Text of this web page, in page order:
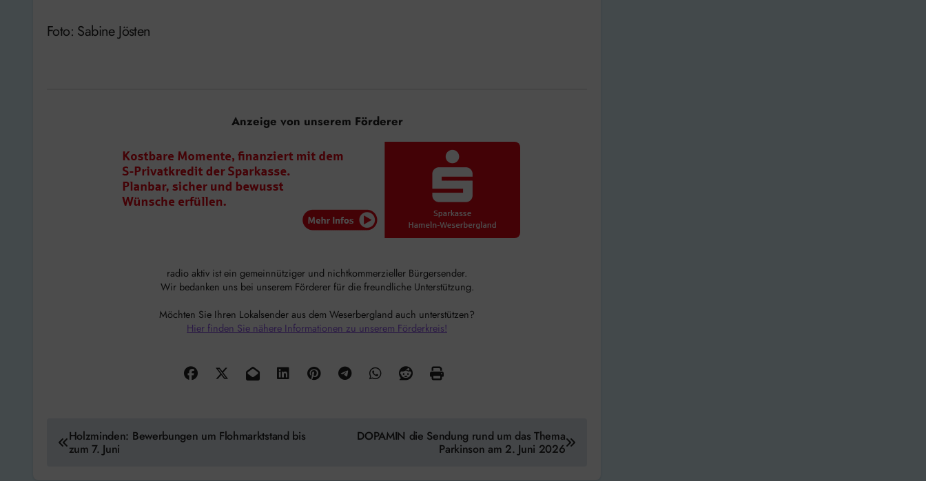
Foto: Sabine Jösten
Anzeige von unserem Förderer
radio aktiv ist ein gemeinnütziger und nichtkommerzieller Bürgersender.
Wir bedanken uns bei unserem Förderer für die freundliche Unterstützung.
Möchten Sie Ihren Lokalsender aus dem Weserbergland auch unterstützen?
Hier finden Sie nähere Informationen zu unserem Förderkreis!
Beitragsnavigation
Holzminden: Bewerbungen um Flohmarktstand bis
zum 7. Juni
DOPAMIN die Sendung rund um das Thema
Parkinson am 2. Juni 2026